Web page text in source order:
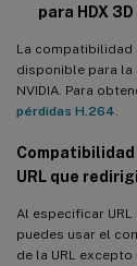
para HDX 3D
La compatibilidad
disponible para la
NVIDIA. Para
pérdidas H.264
URL que
Al especificar
puedes usar el
de la URL